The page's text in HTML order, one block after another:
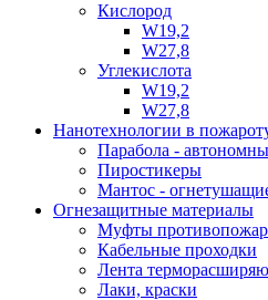
Кислород
W19,2
W27,8
Углекислота
W19,2
W27,8
Нанотехнологии в
Парабола -
Пиростикеры
Мантос -
Огнезащитные материалы
Муфты
Кабельные проходки
Лента
Лаки, краски